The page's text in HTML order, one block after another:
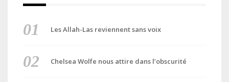
Les Allah-Las reviennent sans voix
Chelsea Wolfe nous attire dans l’obscurité